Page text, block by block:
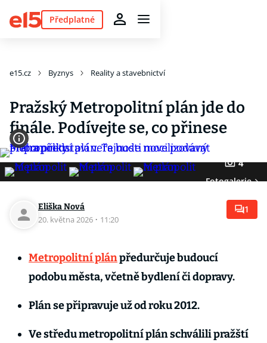
Předplatné
e15.cz Byznys Reality a stavebnictví
Pražský Metropolitní plán jde do
finále. Podívejte se, co přinese
4
Fotogalerie
Eliška Nová
20. května 2026 · 11:20
1
Metropolitní plánpředurčuje budoucí
podobu města, včetně bydlení či dopravy.
Plán se připravuje už od roku 2012.
Ve středu metropolitní plán schválili pražští